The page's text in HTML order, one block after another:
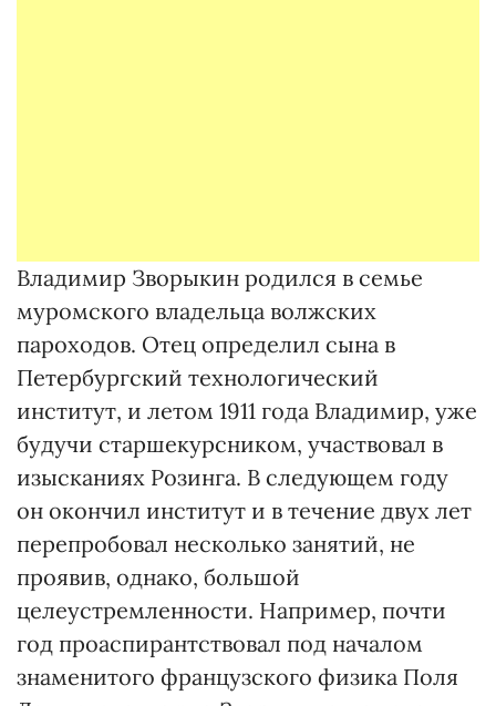
Владимир Зворыкин родился в семье
муромского владельца волжских
пароходов. Отец определил сына в
Петербургский технологический
институт, и летом 1911 года Владимир, уже
будучи старшекурсником, участвовал в
изысканиях Розинга. В следующем году
он окончил институт и в течение двух лет
перепробовал несколько занятий, не
проявив, однако, большой
целеустремленности. Например, почти
год проаспирантствовал под началом
знаменитого французского физика Поля